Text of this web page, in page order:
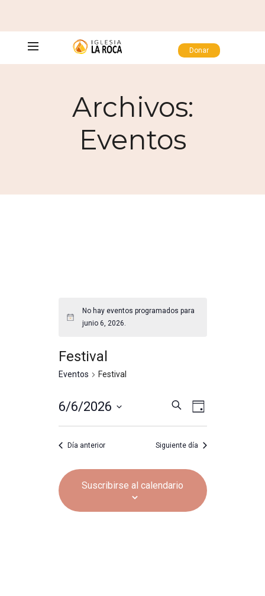
Donar
Archivos:
Eventos
No hay eventos programados para
junio 6, 2026.
Festival
Eventos Festival
de
Buscar
de
de
Día
6/6/2026
Seleccionar
fecha.Día anterior Siguiente día
Suscribirse al calendario